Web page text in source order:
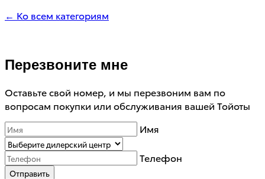
← Ко всем категориям
Перезвоните мне
Оставьте свой номер, и мы перезвоним вам по
вопросам покупки или обслуживания вашей Тойоты
Имя
Телефон
Отправить